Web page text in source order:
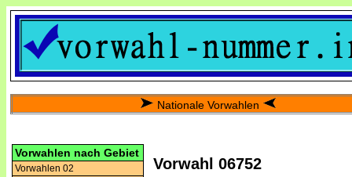
Nationale Vorwahlen
Vorwahlen nach Gebiet
Vorwahlen 02
Vorwahl 06752